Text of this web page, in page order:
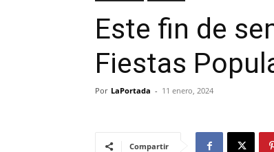
Este fin de
Fiestas
Por LaPortada - 11 enero, 2024
Compartir